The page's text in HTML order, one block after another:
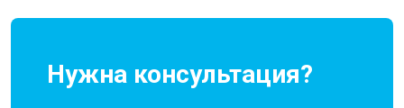
Нужна консультация?